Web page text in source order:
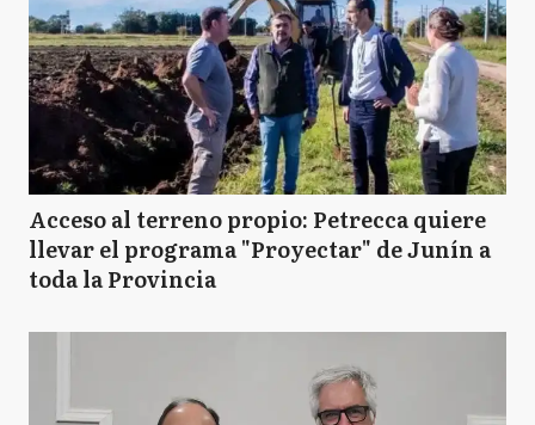
Acceso al terreno propio: Petrecca quiere
llevar el programa "Proyectar" de Junín a
toda la Provincia